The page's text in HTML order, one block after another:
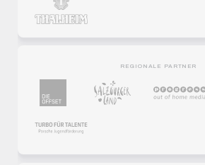
REGIONALE PARTNER